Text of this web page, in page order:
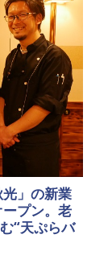
」の新業
プン。老
“天ぷらバ